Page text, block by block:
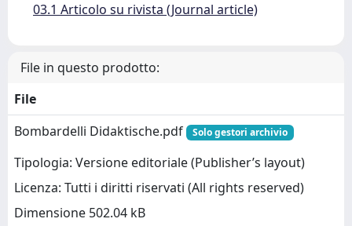
03.1 Articolo su rivista (Journal article)
File in questo prodotto:
File
Bombardelli Didaktische.pdf
Solo gestori archivio
Tipologia: Versione editoriale (Publisher’s layout)
Licenza: Tutti i diritti riservati (All rights reserved)
Dimensione 502.04 kB